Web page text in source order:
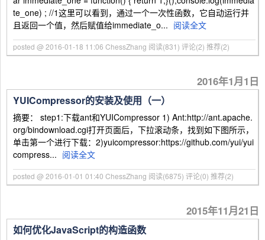
te_one) ; //1这里可以看到，通过一个一次性函数，它自动运行并
且返回一个值，然后赋值给immediate_o... 阅读全文
posted @ 2016-01-18 11:06 ChessZhang 阅读(831) 评论(2) 推荐(2)
2016年1月1日
YUICompressor的安装及使用（一）
摘要： step1:下载ant和YUICompressor 1) Ant:http://ant.apache.
org/bindownload.cgi打开页面后，下拉滚动条，找到如下图所示，
单击第一个进行下载：2)yuicompressor:https://github.com/yui/yui
compress... 阅读全文
posted @ 2016-01-01 01:40 ChessZhang 阅读(6875) 评论(0) 推荐(2)
2015年11月21日
如何优化JavaScript的构造函数